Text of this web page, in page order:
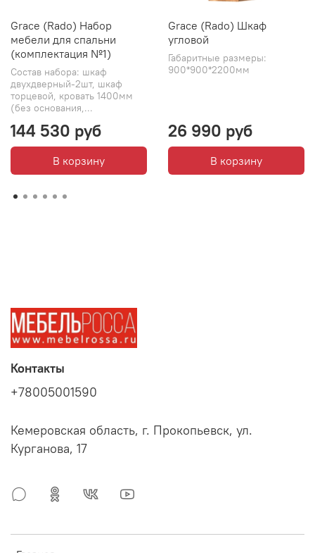
Grace (Rado) Набор
мебели для спальни
(комплектация №1)
Состав набора: шкаф
двухдверный-2шт, шкаф
торцевой, кровать 1400мм
(без основания,...
144 530 руб
В корзину
Grace (Rado) Шкаф
угловой
Габаритные размеры:
900*900*2200мм
26 990 руб
В корзину
Контакты
+78005001590
Кемеровская область, г. Прокопьевск, ул.
Курганова, 17